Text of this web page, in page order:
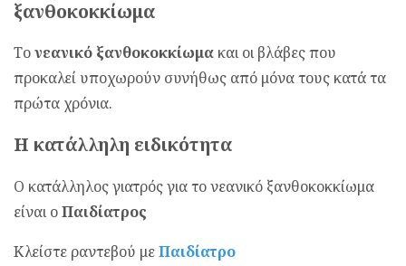
ξανθοκοκκίωμα
Τονεανικό ξανθοκοκκίωμα και οι βλάβες που
προκαλεί υποχωρούν συνήθως από μόνα τους κατά τα
πρώτα χρόνια.
Η κατάλληλη ειδικότητα
Ο κατάλληλος γιατρός για το νεανικό ξανθοκοκκίωμα
είναι οΠαιδίατρος
Κλείστε ραντεβού μεΠαιδίατρο